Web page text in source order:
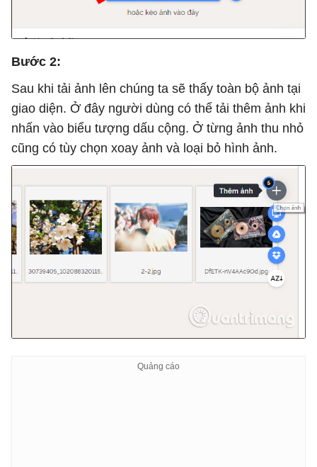
Bước 2:
Sau khi tải ảnh lên chúng ta sẽ thấy toàn bộ ảnh tại
giao diện. Ở đây người dùng có thể tải thêm ảnh khi
nhấn vào biểu tượng dấu cộng. Ở từng ảnh thu nhỏ
cũng có tùy chọn xoay ảnh và loại bỏ hình ảnh.